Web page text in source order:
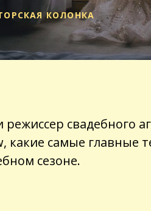
КОЛОНКА
свадебного
какие самые главные
сезоне.